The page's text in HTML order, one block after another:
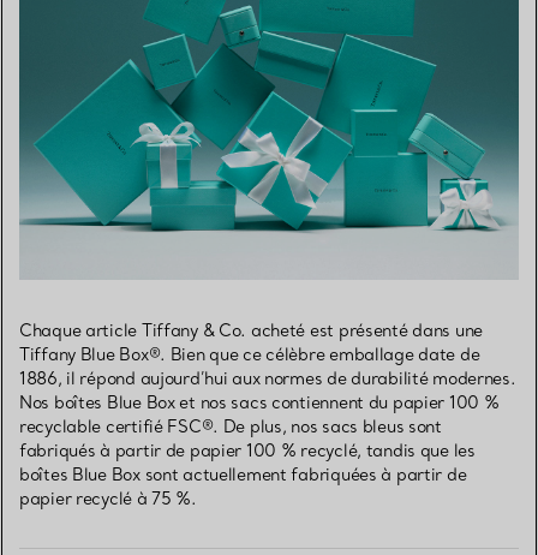
Chaque article Tiffany & Co. acheté est présenté dans une
Tiffany Blue Box®. Bien que ce célèbre emballage date de
1886, il répond aujourd’hui aux normes de durabilité modernes.
Nos boîtes Blue Box et nos sacs contiennent du papier 100 %
recyclable certifié FSC®. De plus, nos sacs bleus sont
fabriqués à partir de papier 100 % recyclé, tandis que les
boîtes Blue Box sont actuellement fabriquées à partir de
papier recyclé à 75 %.